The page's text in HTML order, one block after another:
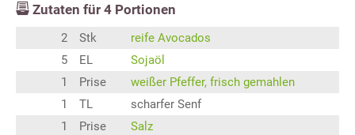
Zutaten für 4 Portionen
2 Stk
reife Avocados
5
EL
Sojaöl
1
Prise
weißer Pfeffer, frisch gemahlen
1
TL
scharfer Senf
1
Prise
Salz